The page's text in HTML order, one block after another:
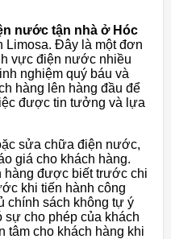
nước tận nhà ở Hóc
Limosa. Đây là một đơn
vực điện nước nhiều
nghiệm quý báu và
hàng lên hàng đầu để
được tin tưởng và lựa
sửa chữa điện nước,
giá cho khách hàng.
hàng được biết trước chi
khi tiến hành công
chính sách không tự ý
sự cho phép của khách
tâm cho khách hàng khi